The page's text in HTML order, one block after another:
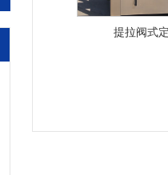
提拉阀式